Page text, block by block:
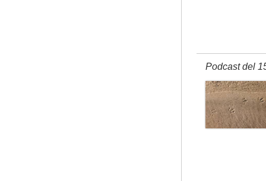
Podcast del